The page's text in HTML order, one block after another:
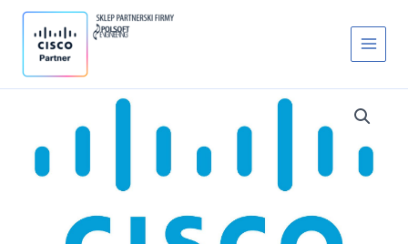
4PT-
KIT=
4PT-
KIT=
–
Zestaw
szyn
wsporników